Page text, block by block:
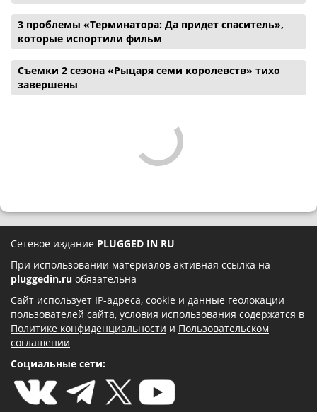
3 проблемы «Терминатора: Да придет спаситель»,
которые испортили фильм
Съемки 2 сезона «Рыцаря семи королевств» тихо
завершены
Сетевое издание PLUGGED IN RU
При использовании материалов активная ссылка на
pluggedin.ru обязательна
Сайт использует IP-адреса, cookie и данные геолокации
пользователей сайта, условия использования содержатся в
Политике конфиденциальности и Пользовательском
соглашении
Социальные сети: